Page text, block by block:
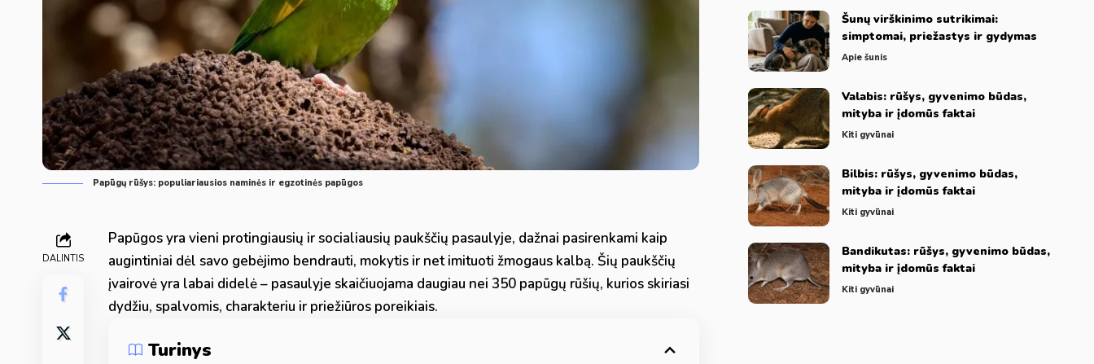
Papūgų rūšys: populiariausios naminės ir egzotinės papūgos
DALINTIS
Papūgos yra vieni protingiausių ir socialiausių paukščių pasaulyje, dažnai pasirenkami kaip
augintiniai dėl savo gebėjimo bendrauti, mokytis ir net imituoti žmogaus kalbą. Šių paukščių
įvairovė yra labai didelė – pasaulyje skaičiuojama daugiau nei 350 papūgų rūšių, kurios skiriasi
dydžiu, spalvomis, charakteriu ir priežiūros poreikiais.
Turinys
Šunų virškinimo sutrikimai:
simptomai, priežastys ir gydymas
Apie šunis
Valabis: rūšys, gyvenimo būdas,
mityba ir įdomūs faktai
Kiti gyvūnai
Bilbis: rūšys, gyvenimo būdas,
mityba ir įdomūs faktai
Kiti gyvūnai
Bandikutas: rūšys, gyvenimo būdas,
mityba ir įdomūs faktai
Kiti gyvūnai